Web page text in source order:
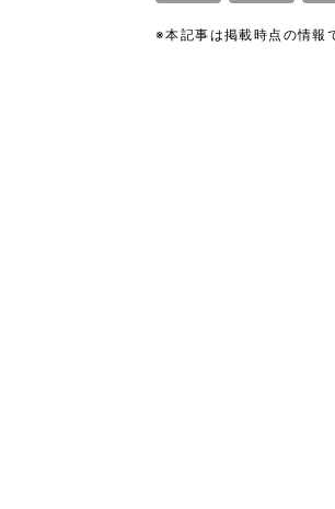
※本記事は掲載時点の情報